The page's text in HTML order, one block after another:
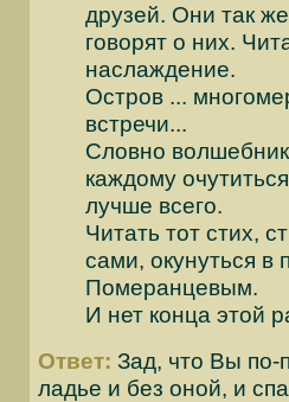
друзей. Они так
говорят о них.
наслаждение.
Остров ...
встречи...
Словно
каждому
лучше всего.
Читать тот стих,
сами, окунуться в
Померанцевым.
И нет конца этой
Ответ: Зад, что Вы по-
ладье и без оной, и